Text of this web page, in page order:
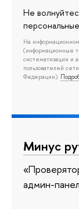
Не
На
(информационные
систематизации и
пользователей
Федерации).
Минус
админ-